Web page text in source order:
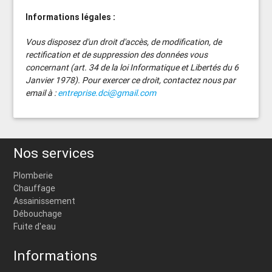
Informations légales :
Vous disposez d'un droit d'accès, de modification, de
rectification et de suppression des données vous
concernant (art. 34 de la loi Informatique et Libertés du 6
Janvier 1978). Pour exercer ce droit, contactez nous par
email à :entreprise.dci@gmail.com
Nos services
Plomberie
Chauffage
Assainissement
Débouchage
Fuite d'eau
Informations